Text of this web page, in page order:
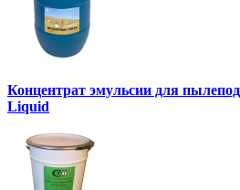
Концентрат эмульсии для
Liquid